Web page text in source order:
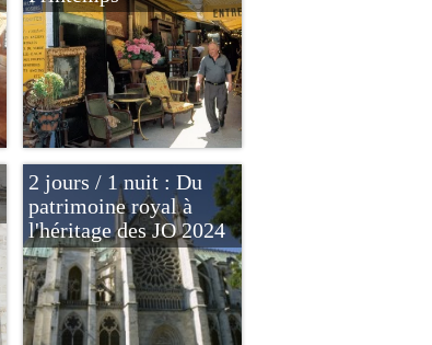
2 jours / 1 nuit : Du
patrimoine royal à
l'héritage des JO 2024